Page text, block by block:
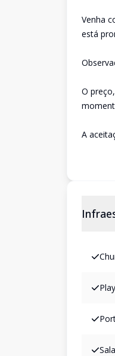
Venha
está
O
A